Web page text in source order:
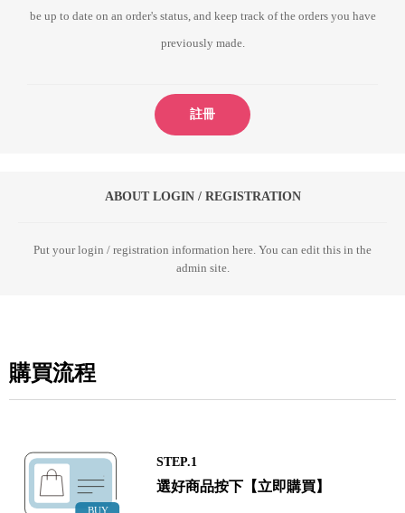
be up to date on an order's status, and keep track of the orders you have
previously made.
註冊
ABOUT LOGIN / REGISTRATION
Put your login / registration information here. You can edit this in the
admin site.
購買流程
STEP.1
選好商品按下【立即購買】